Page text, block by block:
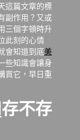
這篇文章的標
副作用？又或
三個字頓時升
此刻的心情
會知道到底美
些知識會讓身
買它，早日重
存不存